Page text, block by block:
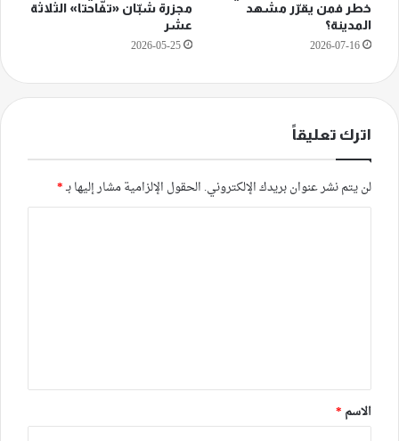
خطر فمن يقرّر مشهد
المدينة؟
2026-07-16
مجزرة شبّان «تفّاحتا» الثلاثة
عشر
2026-05-25
اترك تعليقاً
لن يتم نشر عنوان بريدك الإلكتروني. الحقول الإلزامية مشار إليها بـ*
*
الاسم *